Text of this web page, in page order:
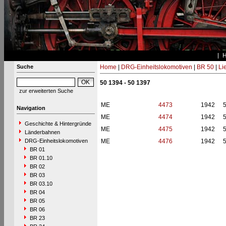
Suche
zur erweiterten Suche
Navigation
Geschichte & Hintergründe
Länderbahnen
DRG-Einheitslokomotiven
BR 01
BR 01.10
BR 02
BR 03
BR 03.10
BR 04
BR 05
BR 06
BR 23
Home DRG-Einheitslokomotiven BR 50|
50 1394 - 50 1397
ME 4473 1942
ME
4474 1942
ME
4475 1942
ME
4476 1942